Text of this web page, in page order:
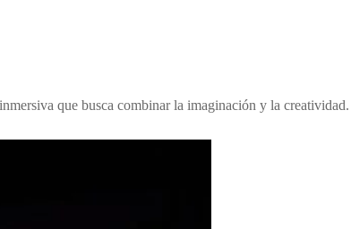
que busca combinar la imaginación y la creatividad.